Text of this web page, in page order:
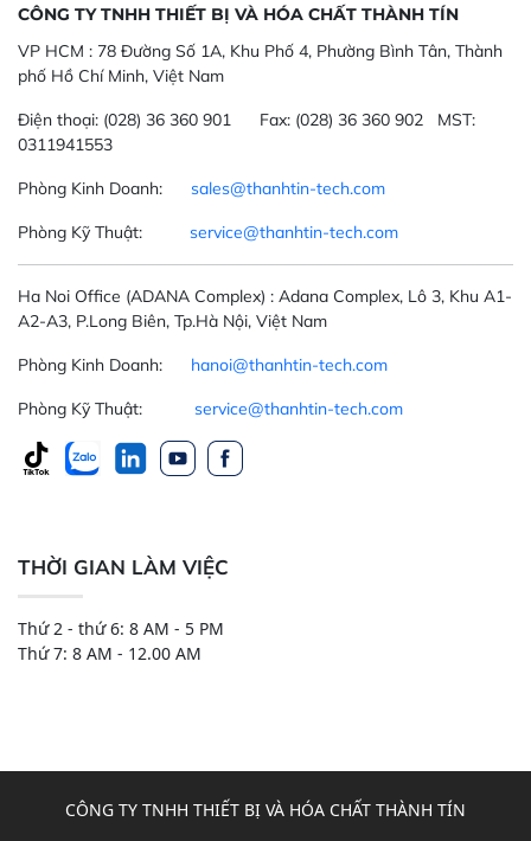
CÔNG TY TNHH THIẾT BỊ VÀ HÓA CHẤT THÀNH TÍN
VP HCM : 78 Đường Số 1A, Khu Phố 4, Phường Bình Tân, Thành
phố Hồ Chí Minh, Việt Nam
Điện thoại: (028) 36 360 901 Fax: (028) 36 360 902 MST:
0311941553
Phòng Kinh Doanh: sales@thanhtin-tech.com
Phòng Kỹ Thuật: service@thanhtin-tech.com
Ha Noi Office (ADANA Complex) : Adana Complex, Lô 3, Khu A1-
A2-A3, P.Long Biên, Tp.Hà Nội, Việt Nam
Phòng Kinh Doanh: hanoi@thanhtin-tech.com
Phòng Kỹ Thuật: service@thanhtin-tech.com
THỜI GIAN LÀM VIỆC
Thứ 2 - thứ 6: 8 AM - 5 PM
Thứ 7: 8 AM - 12.00 AM
CÔNG TY TNHH THIẾT BỊ VÀ HÓA CHẤT THÀNH TÍN